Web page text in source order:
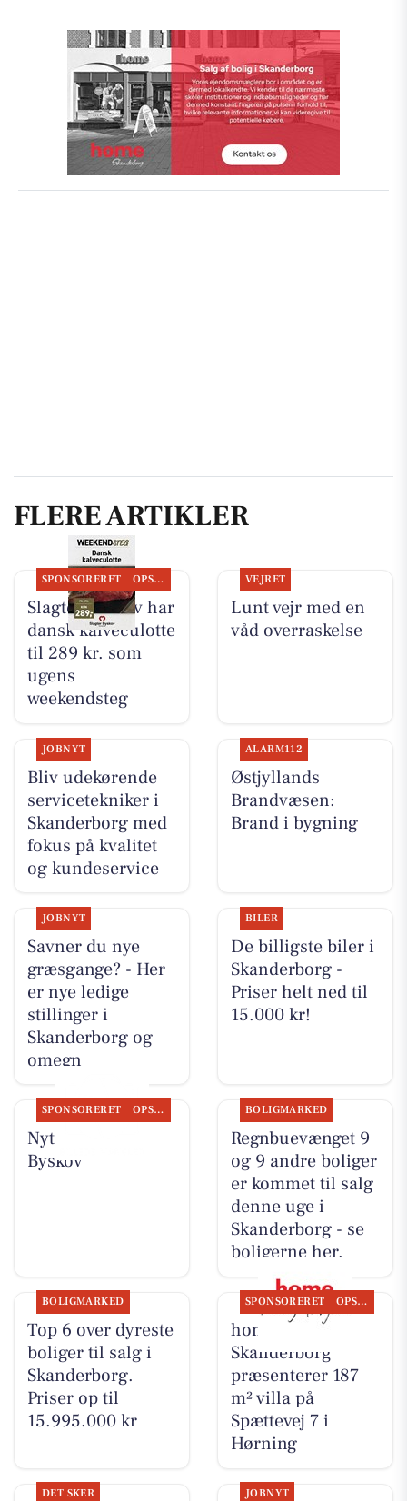
FLERE ARTIKLER
SPONSORERET OPSLAGSTAVLEN
Slagter Byskov har
dansk kalveculotte
til 289 kr. som
ugens
weekendsteg
VEJRET
Lunt vejr med en
våd overraskelse
JOBNYT
Bliv udekørende
servicetekniker i
Skanderborg med
fokus på kvalitet
og kundeservice
ALARM112
Østjyllands
Brandvæsen:
Brand i bygning
JOBNYT
Savner du nye
græsgange? - Her
er nye ledige
stillinger i
Skanderborg og
omegn
BILER
De billigste biler i
Skanderborg -
Priser helt ned til
15.000 kr!
SPONSORERET OPSLAGSTAVLEN
Nyt fra Slagter
Byskov
BOLIGMARKED
Regnbuevænget 9
og 9 andre boliger
er kommet til salg
denne uge i
Skanderborg - se
boligerne her.
BOLIGMARKED
Top 6 over dyreste
boliger til salg i
Skanderborg.
Priser op til
15.995.000 kr
SPONSORERET OPSLAGSTAVLEN
home
Skanderborg
præsenterer 187
m² villa på
Spættevej 7 i
Hørning
DET SKER JOBNYT